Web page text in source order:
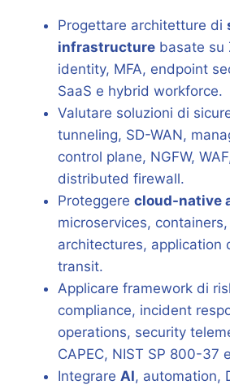
Progettare architetture di
infrastructure basate su
identity, MFA, endpoint
SaaS e hybrid workforce.
Valutare soluzioni di
tunneling, SD-WAN,
control plane, NGFW,
distributed firewall.
Proteggere cloud-native
microservices,
architectures, application
transit.
Applicare framework di
compliance, incident
operations, security
CAPEC, NIST SP 800-37
Integrare AI, automation,